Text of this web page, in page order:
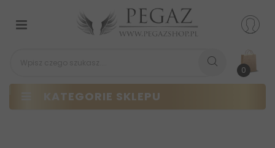
0
KATEGORIE SKLEPU
Przełącz
nawigacji